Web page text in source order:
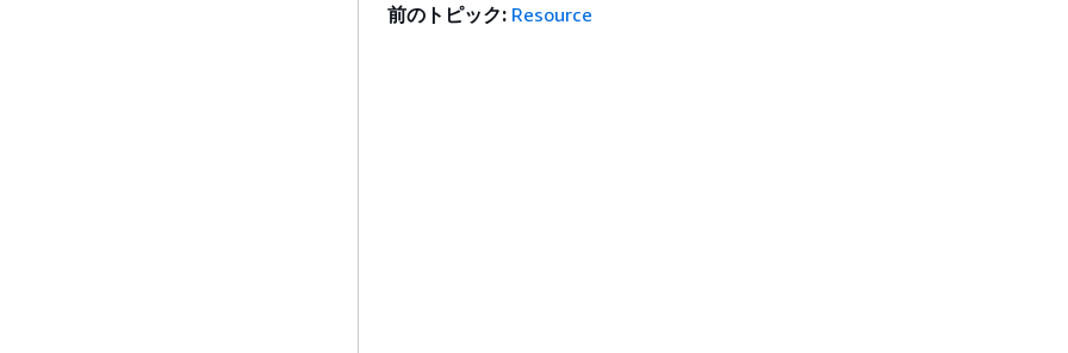
前のトピック: Resource